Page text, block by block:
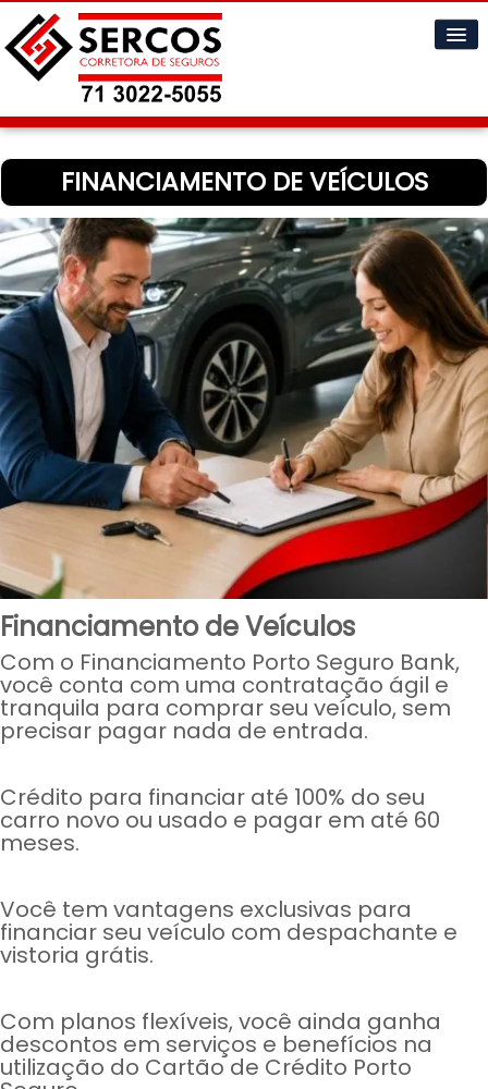
Home
Cotações
Informações▼
A Empresa▼
Contatos▼
FINANCIAMENTO DE VEÍCULOS
Financiamento de Veículos
Com o Financiamento Porto Seguro Bank,
você conta com uma contratação ágil e
tranquila para comprar seu veículo, sem
precisar pagar nada de entrada.
Crédito para financiar até 100% do seu
carro novo ou usado e pagar em até 60
meses.
Você tem vantagens exclusivas para
financiar seu veículo com despachante e
vistoria grátis.
Com planos flexíveis, você ainda ganha
descontos em serviços e benefícios na
utilização do Cartão de Crédito Porto